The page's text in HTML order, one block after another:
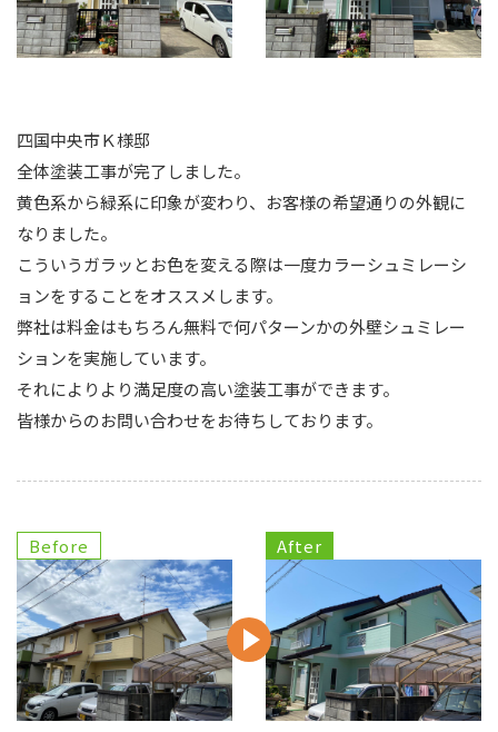
四国中央市Ｋ様邸
全体塗装工事が完了しました。
黄色系から緑系に印象が変わり、お客様の希望通りの外観に
なりました。
こういうガラッとお色を変える際は一度カラーシュミレーシ
ョンをすることをオススメします。
弊社は料金はもちろん無料で何パターンかの外壁シュミレー
ションを実施しています。
それによりより満足度の高い塗装工事ができます。
皆様からのお問い合わせをお待ちしております。